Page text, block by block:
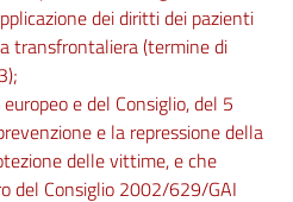
dei diritti dei pazienti
transfrontaliera (termine di
e del Consiglio, del 5
e la repressione della
delle vittime, e che
del Consiglio 2002/629/GAI